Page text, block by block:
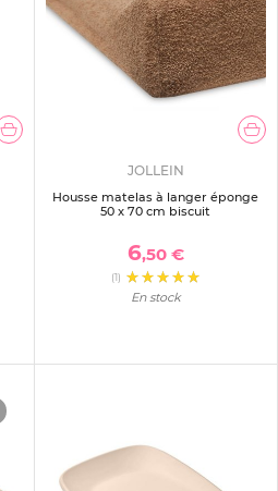
JOLLEIN
Housse matelas à langer éponge
50 x 70 cm biscuit
6,50 €
(1)
En stock